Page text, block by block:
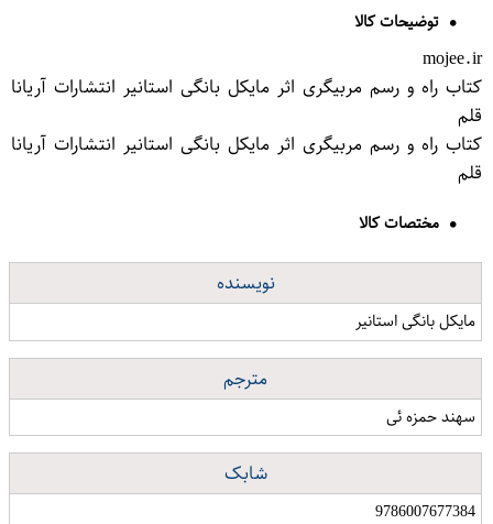
توضیحات کالا
mojee.ir
کتاب راه و رسم مربیگری اثر مایکل بانگی استانیر انتشارات آریانا
قلم
کتاب راه و رسم مربیگری اثر مایکل بانگی استانیر انتشارات آریانا
قلم
مختصات کالا
نویسنده
مایکل بانگی استانیر
مترجم
سهند حمزه ئی
شابک
9786007677384